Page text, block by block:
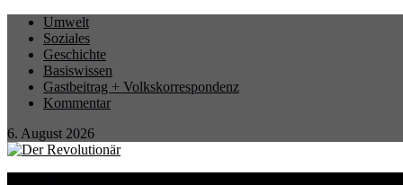
Umwelt
Soziales
Geschichte
Basiswissen
Gastbeitrag + Volkskorrespondenz
Kommentar
6. August 2026